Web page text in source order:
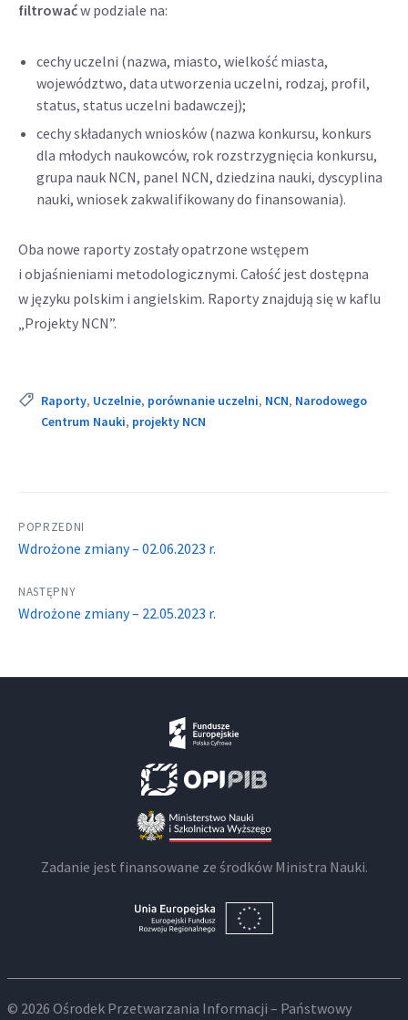
filtrowaćw podziale na:
cechy uczelni (nazwa, miasto, wielkość miasta,
województwo, data utworzenia uczelni, rodzaj, profil,
status, status uczelni badawczej);
cechy składanych wniosków (nazwa konkursu, konkurs
dla młodych naukowców, rok rozstrzygnięcia konkursu,
grupa nauk NCN, panel NCN, dziedzina nauki, dyscyplina
nauki, wniosek zakwalifikowany do finansowania).
Oba nowe raporty zostały opatrzone wstępem
i objaśnieniami metodologicznymi. Całość jest dostępna
w języku polskim i angielskim. Raporty znajdują się w kaflu
„Projekty NCN”.
Tags:
Raporty, Uczelnie, porównanie uczelni, NCN, Narodowego
Centrum Nauki, projekty NCN
POPRZEDNI
Wdrożone zmiany – 02.06.2023 r.
NASTĘPNY
Wdrożone zmiany – 22.05.2023 r.
Zadanie jest finansowane ze środków Ministra Nauki.
© 2026 Ośrodek Przetwarzania Informacji – Państwowy